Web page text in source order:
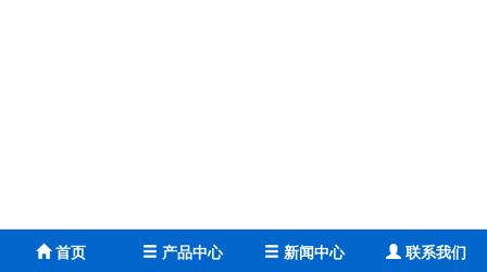
首页 产品中心 新闻中心 联系我们